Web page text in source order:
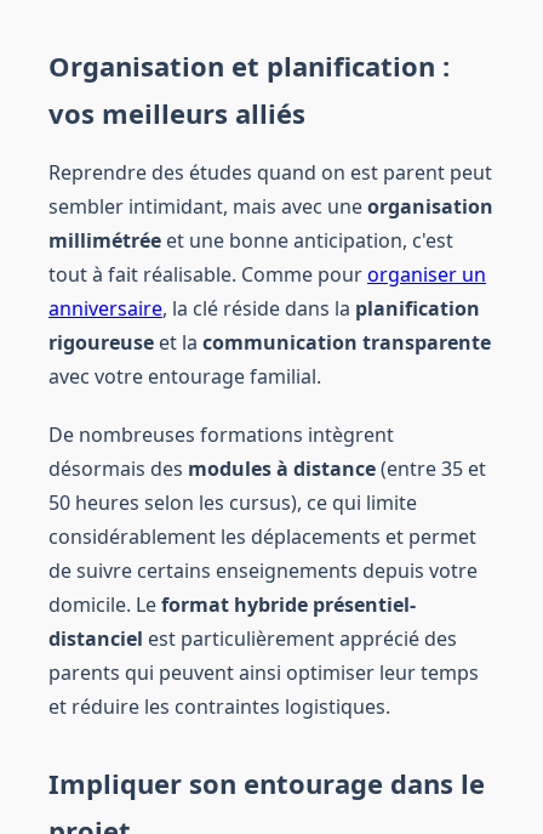
Organisation et planification :
vos meilleurs alliés
Reprendre des études quand on est parent peut
sembler intimidant, mais avec uneorganisation
millimétrée et une bonne anticipation, c'est
tout à fait réalisable. Comme pourorganiser un
anniversaire, la clé réside dans la planification
rigoureuse et la communication transparente
avec votre entourage familial.
De nombreuses formations intègrent
désormais des modules à distance(entre 35 et
50 heures selon les cursus), ce qui limite
considérablement les déplacements et permet
de suivre certains enseignements depuis votre
domicile. Leformat hybride présentiel-
distanciel est particulièrement apprécié des
parents qui peuvent ainsi optimiser leur temps
et réduire les contraintes logistiques.
Impliquer son entourage dans le